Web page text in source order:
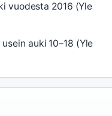
vuodesta 2016 (Yle
auki 10–18 (Yle